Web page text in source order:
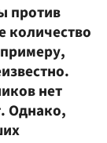
против
количество
нет
Однако,